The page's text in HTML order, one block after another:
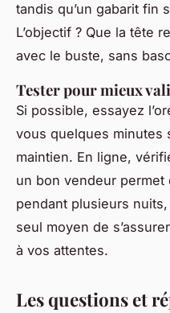
tandis qu’un gabarit fin
L’objectif ? Que la tête
avec le buste, sans
Tester pour mieux
Si possible, essayez
vous quelques minutes
maintien. En ligne,
un bon vendeur permet
pendant plusieurs
seul moyen de
à vos attentes.
Les questions et